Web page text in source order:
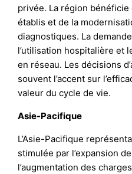
privée. La région
établis et de la
diagnostiques. La
l’utilisation hospitalière et
en réseau. Les décisions
souvent l’accent sur
valeur du cycle de vie.
Asie-Pacifique
L’Asie-Pacifique
stimulée par l’expansion
l’augmentation des